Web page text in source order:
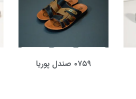
۰۷۵۹ صندل پوریا